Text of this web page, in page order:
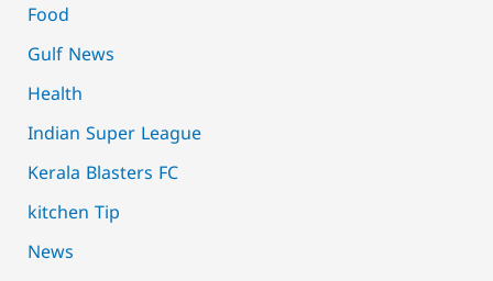
Food
Gulf News
Health
Indian Super League
Kerala Blasters FC
kitchen Tip
News